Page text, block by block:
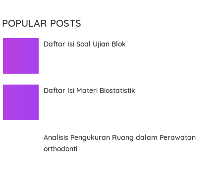
POPULAR POSTS
Daftar Isi Soal Ujian Blok
Daftar Isi Materi Biostatistik
Analisis Pengukuran Ruang dalam Perawatan
orthodonti